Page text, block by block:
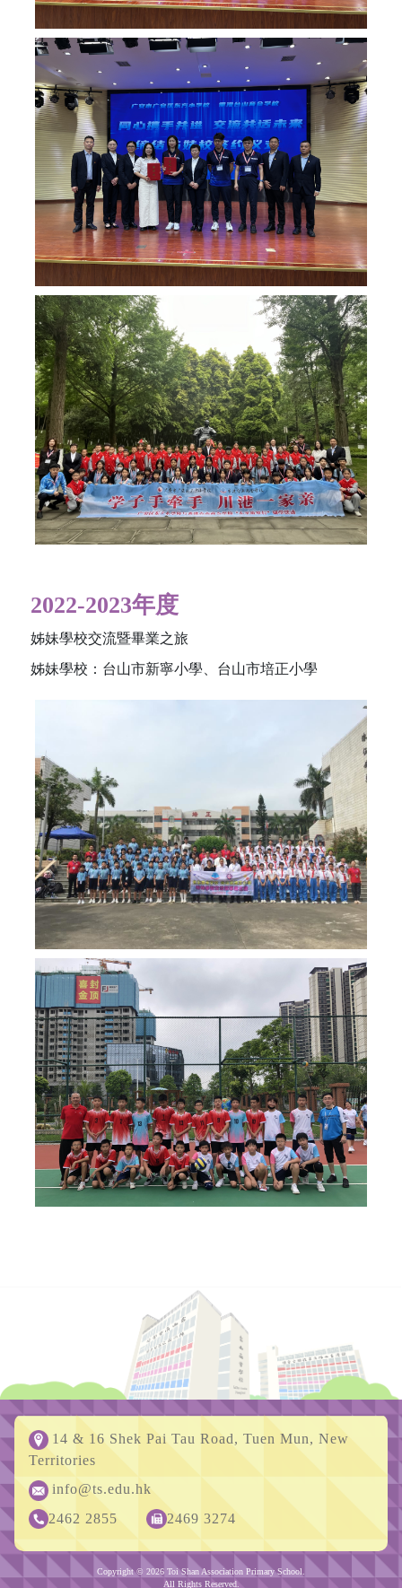
2022-2023年度
姊妹學校交流暨畢業之旅
姊妹學校：台山市新寧小學、台山市培正小學
14 & 16 Shek Pai Tau Road, Tuen Mun, New
Territories
info@ts.edu.hk
2462 2855
2469 3274
Copyright © 2026 Toi Shan Association Primary School.
All Rights Reserved.